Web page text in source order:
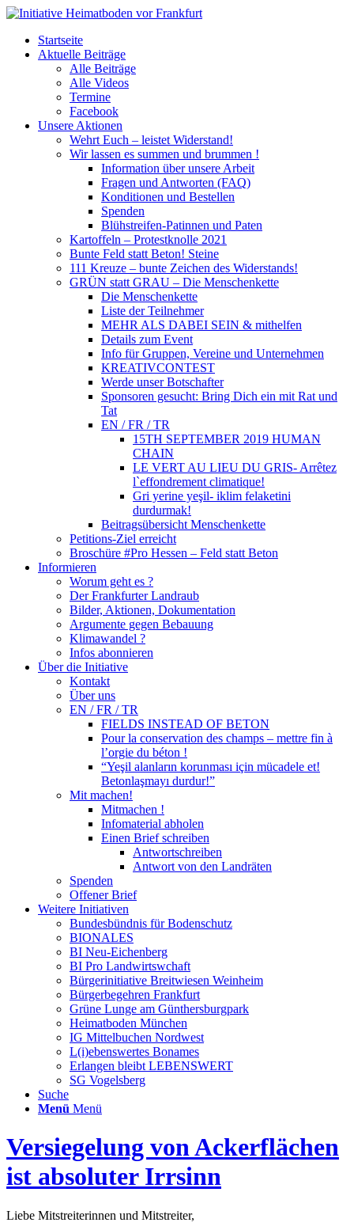
Startseite
Aktuelle Beiträge
Alle Beiträge
Alle Videos
Termine
Facebook
Unsere Aktionen
Wehrt Euch – leistet Widerstand!
Wir lassen es summen und brummen !
Information über unsere Arbeit
Fragen und Antworten (FAQ)
Konditionen und Bestellen
Spenden
Blühstreifen-Patinnen und Paten
Kartoffeln – Protestknolle 2021
Bunte Feld statt Beton! Steine
111 Kreuze – bunte Zeichen des Widerstands!
GRÜN statt GRAU – Die Menschenkette
Die Menschenkette
Liste der Teilnehmer
MEHR ALS DABEI SEIN & mithelfen
Details zum Event
Info für Gruppen, Vereine und Unternehmen
KREATIVCONTEST
Werde unser Botschafter
Sponsoren gesucht: Bring Dich ein mit Rat und
Tat
EN / FR / TR
15TH SEPTEMBER 2019 HUMAN
CHAIN
LE VERT AU LIEU DU GRIS- Arrêtez
l`effondrement climatique!
Gri yerine yeşil- iklim felaketini
durdurmak!
Beitragsübersicht Menschenkette
Petitions-Ziel erreicht
Broschüre #Pro Hessen – Feld statt Beton
Informieren
Worum geht es ?
Der Frankfurter Landraub
Bilder, Aktionen, Dokumentation
Argumente gegen Bebauung
Klimawandel ?
Infos abonnieren
Über die Initiative
Kontakt
Über uns
EN / FR / TR
FIELDS INSTEAD OF BETON
Pour la conservation des champs – mettre fin à
l’orgie du béton !
“Yeşil alanların korunması için mücadele et!
Betonlaşmayı durdur!”
Mit machen!
Mitmachen !
Infomaterial abholen
Einen Brief schreiben
Antwortschreiben
Antwort von den Landräten
Spenden
Offener Brief
Weitere Initiativen
Bundesbündnis für Bodenschutz
BIONALES
BI Neu-Eichenberg
BI Pro Landwirtswchaft
Bürgerinitiative Breitwiesen Weinheim
Bürgerbegehren Frankfurt
Grüne Lunge am Günthersburgpark
Heimatboden München
IG Mittelbuchen Nordwest
L(i)ebenswertes Bonames
Erlangen bleibt LEBENSWERT
SG Vogelsberg
Suche
Menü Menü
Versiegelung von Ackerflächen
ist absoluter Irrsinn
Liebe Mitstreiterinnen und Mitstreiter,